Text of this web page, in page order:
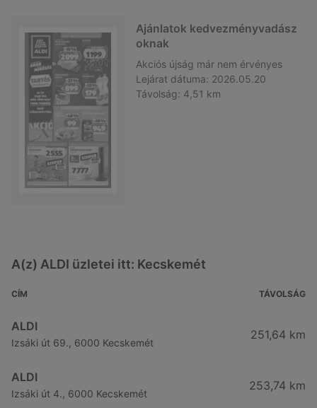
Ajánlatok kedvezményvadász
oknak
Akciós újság már nem érvényes
Lejárat dátuma: 2026.05.20
Távolság: 4,51 km
A(z) ALDI üzletei itt: Kecskemét
CÍM TÁVOLSÁG
ALDI
Izsáki út 69., 6000 Kecskemét
251,64 km
ALDI
Izsáki út 4., 6000 Kecskemét
253,74 km